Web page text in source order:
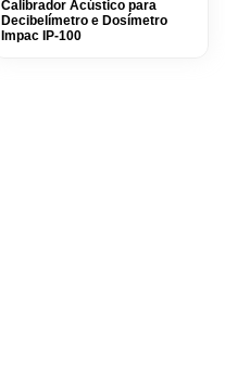
Calibrador Acústico para
Decibelímetro e Dosímetro
Impac IP-100